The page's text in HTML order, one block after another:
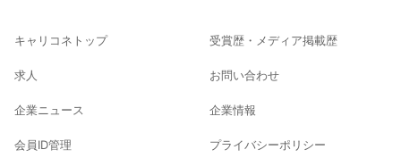
キャリコネトップ
求人
企業ニュース
会員ID管理
受賞歴・メディア掲載歴
お問い合わせ
企業情報
プライバシーポリシー